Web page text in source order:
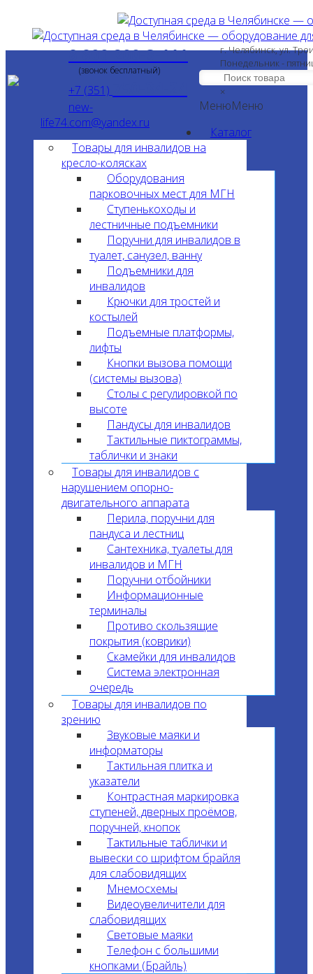
8 800 200-3-111
(звонок бесплатный)
+7 (351)
new-
life74.com@yandex.ru
г. Челябинск, ул.
Понедельник -
×
МенюМеню
Каталог
Товары для инвалидов на
кресло-колясках
Оборудования
парковочных мест для МГН
Ступенькоходы и
лестничные подъемники
Поручни для инвалидов в
туалет, санузел, ванну
Подъемники для
инвалидов
Крючки для тростей и
костылей
Подъемные платформы,
лифты
Кнопки вызова помощи
(системы вызова)
Столы с регулировкой по
высоте
Пандусы для инвалидов
Тактильные пиктограммы,
таблички и знаки
Товары для инвалидов с
нарушением опорно-
двигательного аппарата
Перила, поручни для
пандуса и лестниц
Сантехника, туалеты для
инвалидов и МГН
Поручни отбойники
Информационные
терминалы
Противо скользящие
покрытия (коврики)
Скамейки для инвалидов
Система электронная
очередь
Товары для инвалидов по
зрению
Звуковые маяки и
информаторы
Тактильная плитка и
указатели
Контрастная маркировка
ступеней, дверных проёмов,
поручней, кнопок
Тактильные таблички и
вывески со шрифтом брайля
для слабовидящих
Мнемосхемы
Видеоувеличители для
слабовидящих
Световые маяки
Телефон с большими
кнопками (Брайль)